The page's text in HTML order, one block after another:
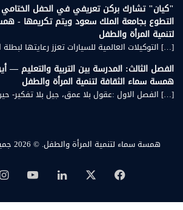
"كيان" تشارك بركن تعريفي في الحفل
التطوع بجامعة الملك سعود ويتم تكريمها -
لتنمية المرأة والطفل
[…] التوكيلات العالمية للسيارات تعزز رعايتها لبطلة
الفصل الثالث: المدرسة بين التربية والتعليم
همسة سماء الثقافة لتنمية المرأة والطفل
[…] الفصل الاول :عقول بلا عمق، جيل بلا تفكير-
همسة سماء لتنمية المرأة والطفل. © 2026 جميع الحقوق محفوظة.
فيسبوك لينكدإن